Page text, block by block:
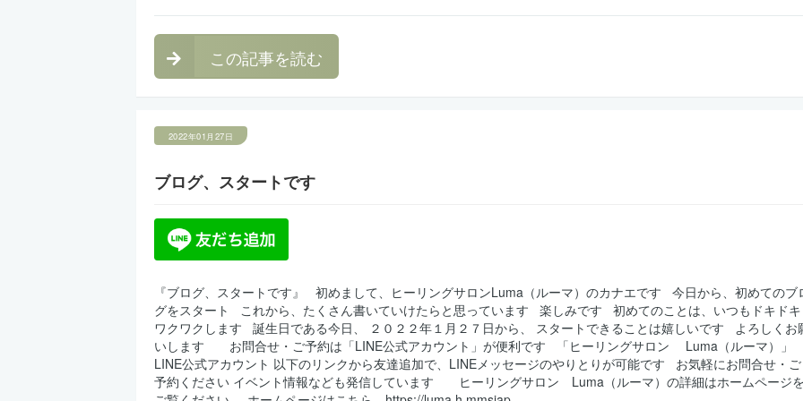
この記事を読む
2022年01月27日
ブログ、スタートです
『ブログ、スタートです』 初めまして、ヒーリングサロンLuma（ルーマ）のカナエです 今日から、初めてのブ
グをスタート これから、たくさん書いていけたらと思っています 楽しみです 初めてのことは、いつもドキドキ
ワクワクします 誕生日である今日、 ２０２２年１月２７日から、 スタートできることは嬉しいです よろしくお
いします お問合せ・ご予約は「LINE公式アカウント」が便利です 「ヒーリングサロン Luma（ルーマ）」
LINE公式アカウント 以下のリンクから友達追加で、LINEメッセージのやりとりが可能です お気軽にお問合せ・ご
予約ください イベント情報なども発信しています ヒーリングサロン Luma（ルーマ）の詳細はホームページを